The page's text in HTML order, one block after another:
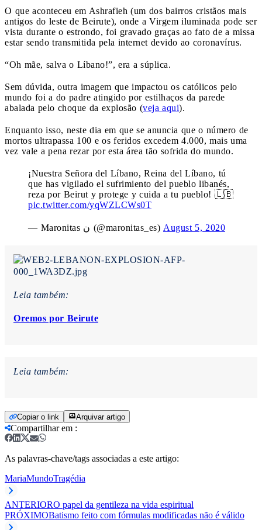
O que aconteceu em Ashrafieh (um dos bairros cristãos mais
antigos do leste de Beirute), onde a Virgem iluminada pode ser
vista durante o estrondo, foi gravado graças ao fato de a missa
estar sendo transmitida pela internet devido ao coronavírus.
“Oh mãe, salva o Líbano!”, era a súplica.
Sem dúvida, outra imagem que impactou os católicos pelo
mundo foi a do padre atingido por estilhaços da parede
abalada pelo choque da explosão (veja aqui).
Enquanto isso, neste dia em que se anuncia que o número de
mortos ultrapassa 100 e os feridos excedem 4.000, mais uma
vez vale a pena rezar por esta área tão sofrida do mundo.
¡Nuestra Señora del Líbano, Reina del Líbano, tú
que has vigilado el sufrimiento del pueblo libanés,
reza por Beirut y protege y cuida a tu pueblo! 🇱🇧
pic.twitter.com/yqWZLCWs0T
— Maronitas ن (@maronitas_es) August 5, 2020
Leia também:
Oremos por Beirute
Leia também:
Copiar o link Arquivar artigo
Compartilhar em :
As palavras-chave/tags associadas a este artigo:
MariaMundoTragédia
ANTERIORO papel da gentileza na vida espiritual
PRÓXIMOBatismo feito com fórmulas modificadas não é válido